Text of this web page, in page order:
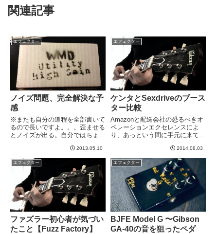
関連記事
エフェクター
ノイズ問題、完全解決な予
感
※またも自分の道程を全部書いて
るので長いですよ。。。歪ませる
とノイズが出る。自分ではちょっ
もんでしょ。。。くらいに思って
いたのに、３人の別々の人に「ノ
イズなんとかしたほうが、、、」
というコメントをもらうとさす
が...
2013.05.10
エフェクター
ケンタとSexdriveのブース
ター比較
Amazonと配送会社の恐るべきオ
ペレーションエクセレンスによ
り、あっという間に手元に来てし
ケンタと比較してみました。記憶
の中で、ケンタっぽい特徴をいく
つかセックスドライブも持ってた
はず。記憶の中では、・...
2014.08.03
エフェクター
ファズラー初心者が気づい
たこと【Fuzz Factory】
エフェクター
BJFE Model G 〜Gibson
GA-40の音を狙ったペダ